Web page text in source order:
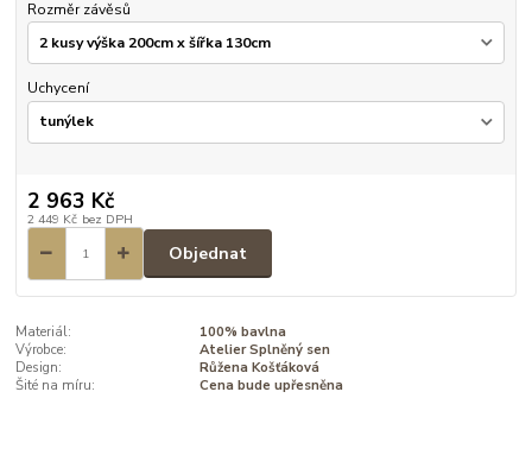
Rozměr závěsů
Uchycení
2 963 Kč
2 449 Kč bez DPH
Objednat
Materiál:
100% bavlna
Výrobce:
Atelier Splněný sen
Design:
Růžena Košťáková
Šité na míru:
Cena bude upřesněna